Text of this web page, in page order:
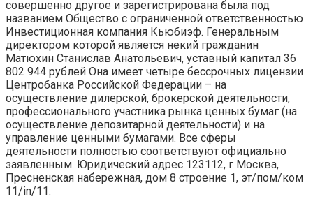
совершенно другое и зарегистрирована была под
названием Общество с ограниченной ответственностью
Инвестиционная компания Кьюбиэф. Генеральным
директором которой является некий гражданин
Матюхин Станислав Анатольевич, уставный капитал 36
802 944 рублей Она имеет четыре бессрочных лицензии
Центробанка Российской Федерации – на
осуществление дилерской, брокерской деятельности,
профессионального участника рынка ценных бумаг (на
осуществление депозитарной деятельности) и на
управление ценными бумагами. Все сферы
деятельности полностью соответствуют официально
заявленным. Юридический адрес 123112, г Москва,
Пресненская набережная, дом 8 строение 1, эт/пом/ком
11/in/11.